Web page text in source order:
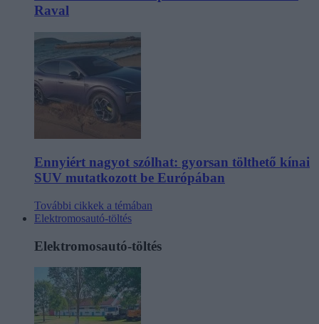
Raval
Ennyiért nagyot szólhat: gyorsan tölthető kínai
SUV mutatkozott be Európában
További cikkek a témában
Elektromosautó-töltés
Elektromosautó-töltés